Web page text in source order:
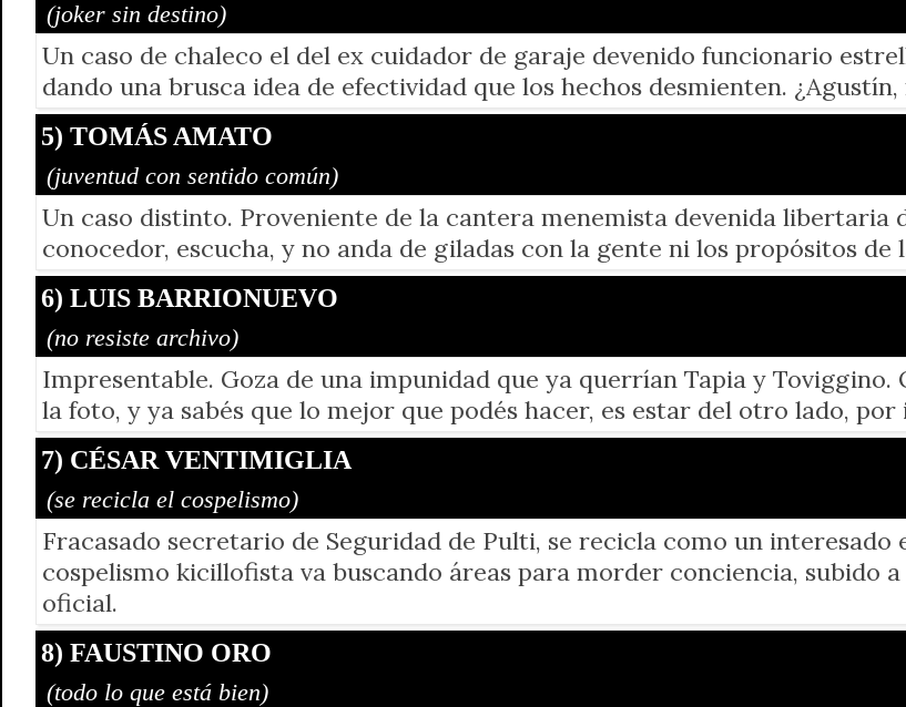
(joker sin destino)
Un caso de chaleco el del ex cuidador de garaje devenido funcionario
dando una brusca idea de efectividad que los hechos desmienten.
5) TOMÁS AMATO
(juventud con sentido común)
Un caso distinto. Proveniente de la cantera menemista devenida libertaria
conocedor, escucha, y no anda de giladas con la gente ni los propósitos de
6) LUIS BARRIONUEVO
(no resiste archivo)
Impresentable. Goza de una impunidad que ya querrían Tapia y
la foto, y ya sabés que lo mejor que podés hacer, es estar del otro lado,
7) CÉSAR VENTIMIGLIA
(se recicla el cospelismo)
Fracasado secretario de Seguridad de Pulti, se recicla como un
cospelismo kicillofista va buscando áreas para morder conciencia, subido
oficial.
8) FAUSTINO ORO
(todo lo que está bien)